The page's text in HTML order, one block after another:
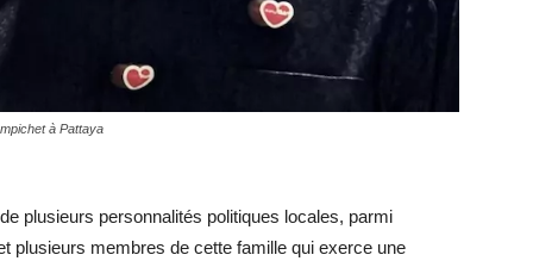
à Pattaya
plusieurs personnalités politiques locales, parmi
plusieurs membres de cette famille qui exerce une